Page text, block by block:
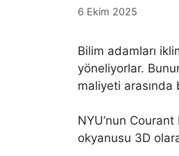
6 Ekim 2025
Bilim adamları
yöneliyorlar.
maliyeti arasında
NYU’nun
okyanusu 3D